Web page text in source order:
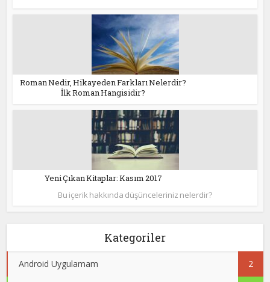
Roman Nedir, Hikayeden Farkları Nelerdir?
İlk Roman Hangisidir?
Yeni Çıkan Kitaplar: Kasım 2017
Bu içerik hakkında düşünceleriniz nelerdir?
Kategoriler
Android Uygulamam 2